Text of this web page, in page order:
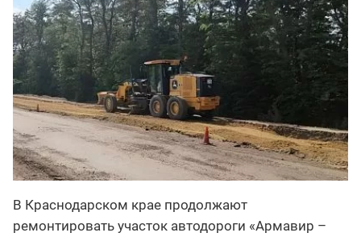
В Краснодарском крае продолжают
ремонтировать участок автодороги «Армавир –